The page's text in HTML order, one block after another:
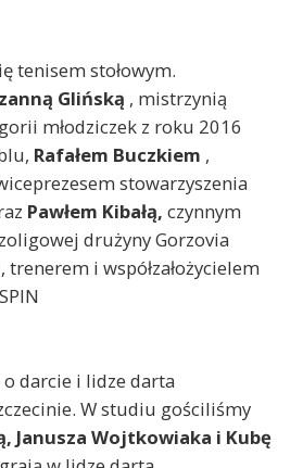
tenisem stołowym.
Glińską , mistrzynią
młodziczek z roku 2016
Rafałem Buczkiem ,
stowarzyszenia
Pawłem Kibałą, czynnym
drużyny Gorzovia
i współzałożycielem
o darcie i lidze darta
W studiu gościliśmy
Janusza Wojtkowiaka i Kubę